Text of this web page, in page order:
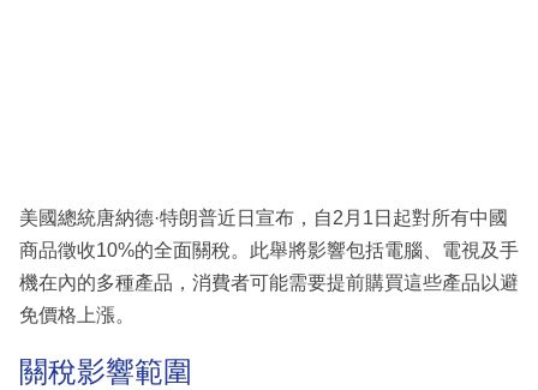
區
美國總統唐納德·特朗普近日宣布，自2月1日起對所有中國
商品徵收10%的全面關稅。此舉將影響包括電腦、電視及手
機在內的多種產品，消費者可能需要提前購買這些產品以避
免價格上漲。
關稅影響範圍